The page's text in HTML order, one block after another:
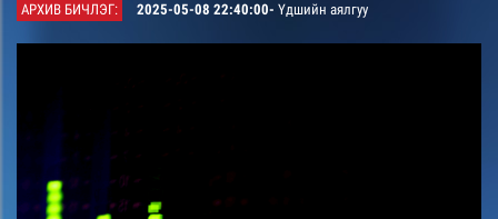
АРХИВ БИЧЛЭГ: 2025-05-08 22:40:00- Үдшийн аялгуу